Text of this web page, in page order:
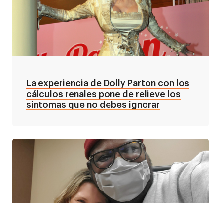
La experiencia de Dolly Parton con los
cálculos renales pone de relieve los
síntomas que no debes ignorar